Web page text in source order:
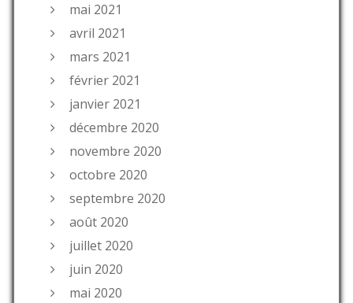
mai 2021
avril 2021
mars 2021
février 2021
janvier 2021
décembre 2020
novembre 2020
octobre 2020
septembre 2020
août 2020
juillet 2020
juin 2020
mai 2020